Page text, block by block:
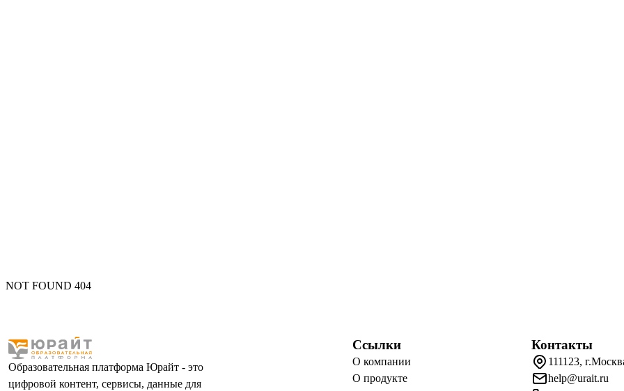
NOT FOUND 404
Образовательная платформа Юрайт - это
цифровой контент, сервисы, данные для
Ссылки
О компании
О продукте
Контакты
111123,
help@urait.ru